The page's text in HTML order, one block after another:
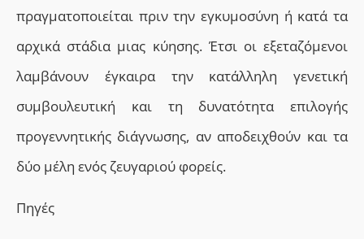
πραγματοποιείται πριν την εγκυμοσύνη ή κατά τα
αρχικά στάδια μιας κύησης. Έτσι οι εξεταζόμενοι
λαμβάνουν έγκαιρα την κατάλληλη γενετική
συμβουλευτική και τη δυνατότητα επιλογής
προγεννητικής διάγνωσης, αν αποδειχθούν και τα
δύο μέλη ενός ζευγαριού φορείς.
Πηγές